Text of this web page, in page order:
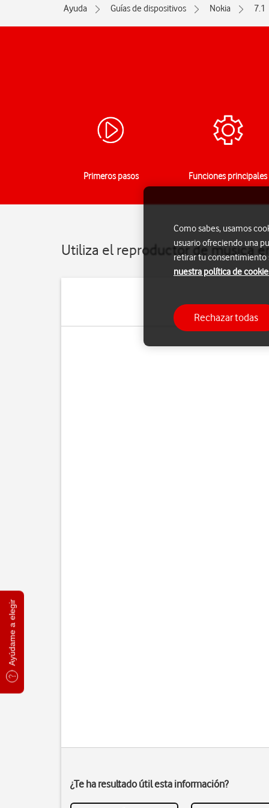
Ayúdame a elegir
Ayuda Guías de dispositivos Nokia 7.1
Primeros pasos Funciones principales
Utiliza el reproductor de música
Puedes utilizar el
¿Te ha resultado útil esta información?
Como sabes, usamos
usuario ofreciendo una
retirar tu consentimiento
nuestra política de
Rechazar todas